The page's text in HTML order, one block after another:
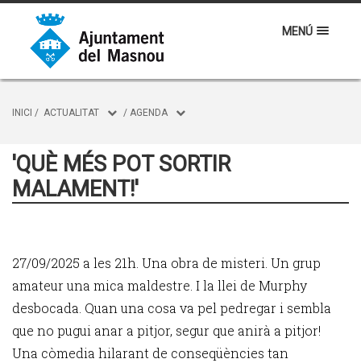
MENÚ
INICI / ACTUALITAT / AGENDA
'QUÈ MÉS POT SORTIR
MALAMENT!'
27/09/2025 a les 21h. Una obra de misteri. Un grup
amateur una mica maldestre. I la llei de Murphy
desbocada. Quan una cosa va pel pedregar i sembla
que no pugui anar a pitjor, segur que anirà a pitjor!
Una còmedia hilarant de conseqüències tan